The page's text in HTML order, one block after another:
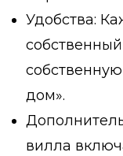
Удобства:
дом».
вилла